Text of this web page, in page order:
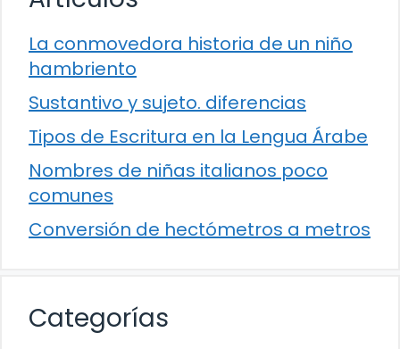
La conmovedora historia de un niño
hambriento
Sustantivo y sujeto. diferencias
Tipos de Escritura en la Lengua Árabe
Nombres de niñas italianos poco
comunes
Conversión de hectómetros a metros
Categorías